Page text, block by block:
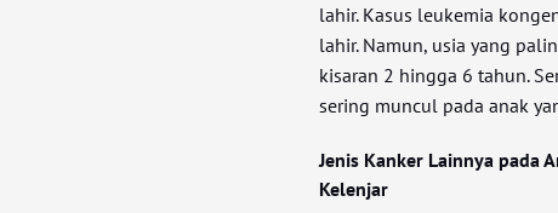
lahir. Kasus leukemia
lahir. Namun, usia yang
kisaran 2 hingga 6 tahun.
sering muncul pada anak
Jenis Kanker Lainnya pada
Kelenjar